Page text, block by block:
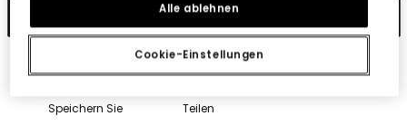
In den Warenkorb
Speichern Sie Teilen
Cookie-Einstellungen
Alle ablehnen